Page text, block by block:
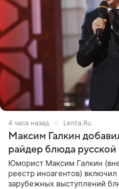
4 часа назад Lenta.Ru
Максим Галкин
райдер блюда русской
Юморист Максим Галкин
реестр иноагентов)
зарубежных выступлений